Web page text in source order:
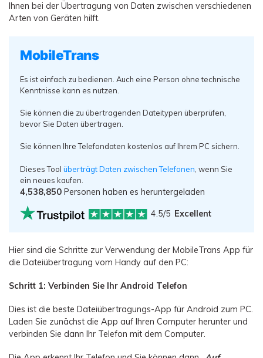
Ihnen bei der Übertragung von Daten zwischen verschiedenen
Arten von Geräten hilft.
MobileTrans
Es ist einfach zu bedienen. Auch eine Person ohne technische
Kenntnisse kann es nutzen.
Sie können die zu übertragenden Dateitypen überprüfen,
bevor Sie Daten übertragen.
Sie können Ihre Telefondaten kostenlos auf Ihrem PC sichern.
Dieses Toolüberträgt Daten zwischen Telefonen , wenn Sie
ein neues kaufen.
4,538,850 Personen haben es heruntergeladen
4.5/5 Excellent
Hier sind die Schritte zur Verwendung der MobileTrans App für
die Dateiübertragung vom Handy auf den PC:
Schritt 1: Verbinden Sie Ihr Android Telefon
Dies ist die beste Dateiübertragungs-App für Android zum PC.
Laden Sie zunächst die App auf Ihren Computer herunter und
verbinden Sie dann Ihr Telefon mit dem Computer.